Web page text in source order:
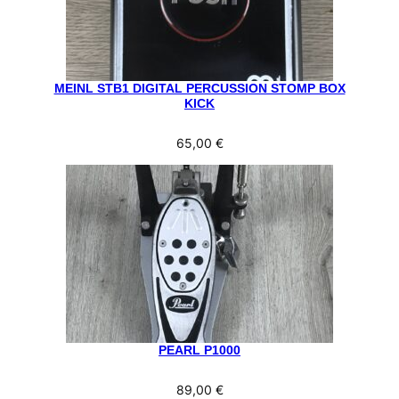
MEINL STB1 DIGITAL PERCUSSION STOMP BOX
KICK
65,00 €
PEARL P1000
89,00 €